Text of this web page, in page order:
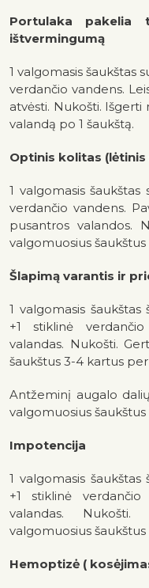
Portulaka pakelia
ištvermingumą
1 valgomasis šaukštas
verdančio vandens.
atvėsti. Nukošti.
valandą po 1 šaukštą.
Optinis kolitas
1 valgomasis
verdančio vandens.
pusantros valandos.
valgomuosius
Šlapimą varantis ir
1 valgomasis
+1 stiklinė
valandas. Nukošti.
šaukštus 3-4 kartus
Antžeminį augalo
valgomuosius
Impotencija
1 valgomasis
+1 stiklinė
valandas.
valgomuosius
Hemoptizė (